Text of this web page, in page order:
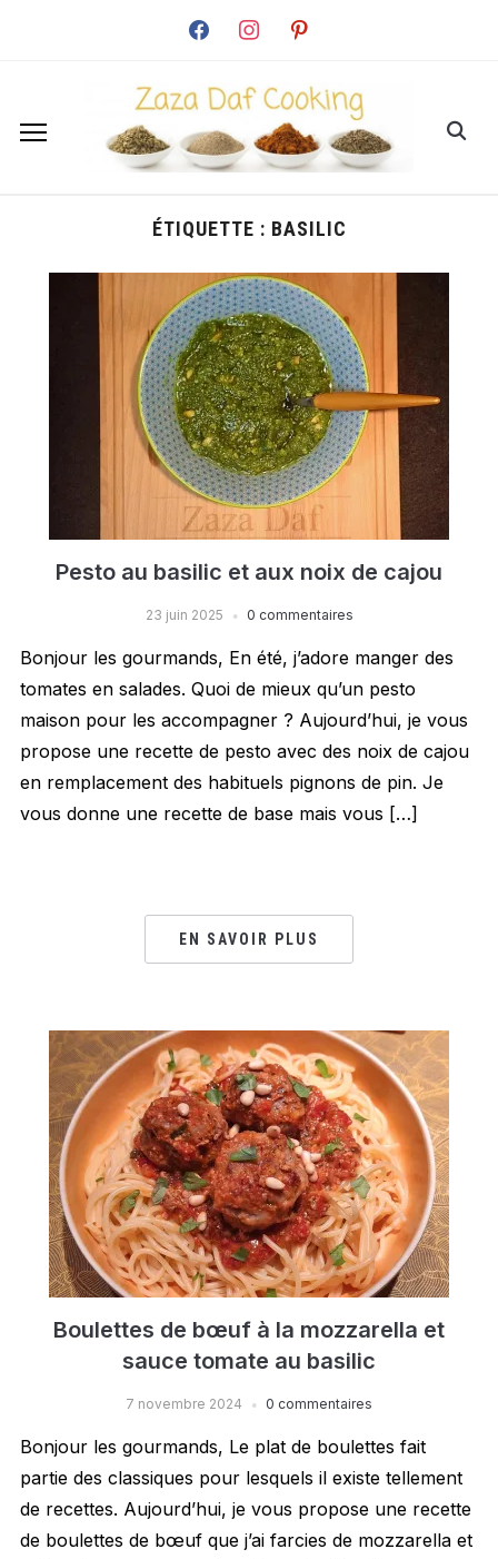
facebook instagrampinterest
ÉTIQUETTE : BASILIC
Pesto au basilic et aux noix de cajou
23 juin 2025 0 commentaires
Bonjour les gourmands, En été, j’adore manger des
tomates en salades. Quoi de mieux qu’un pesto
maison pour les accompagner ? Aujourd’hui, je vous
propose une recette de pesto avec des noix de cajou
en remplacement des habituels pignons de pin. Je
vous donne une recette de base mais vous […]
EN SAVOIR PLUS
Boulettes de bœuf à la mozzarella et
sauce tomate au basilic
7 novembre 2024 0 commentaires
Bonjour les gourmands, Le plat de boulettes fait
partie des classiques pour lesquels il existe tellement
de recettes. Aujourd’hui, je vous propose une recette
de boulettes de bœuf que j’ai farcies de mozzarella et